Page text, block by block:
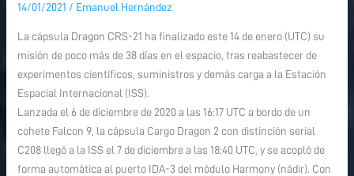
14/01/2021 / Emanuel Hernández
La cápsula Dragon CRS-21 ha finalizado este 14 de enero (UTC) su
misión de poco más de 38 días en el espacio, tras reabastecer de
experimentos científicos, suministros y demás carga a la Estación
Espacial Internacional (ISS).
Lanzada el 6 de diciembre de 2020 a las 16:17 UTC a bordo de un
cohete Falcon 9, la cápsula Cargo Dragon 2 con distinción serial
C208 llegó a la ISS el 7 de diciembre a las 18:40 UTC, y se acopló de
forma automática al puerto IDA-3 del módulo Harmony (nádir). Con
cápsula
de
carga
Dragon
CRS-
21
de
SpaceX/NASA